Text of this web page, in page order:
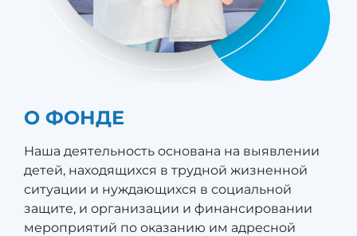
О ФОНДЕ
Наша деятельность основана на выявлении
детей, находящихся в трудной жизненной
ситуации и нуждающихся в социальной
защите, и организации и финансировании
мероприятий по оказанию им адресной